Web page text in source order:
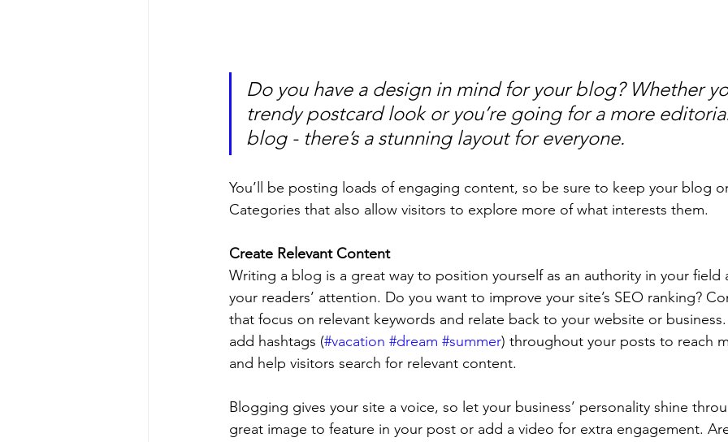
Do you have a design in mind for your blog? Whether
trendy postcard look or you’re going for a more
blog - there’s a stunning layout for everyone.
You’ll be posting loads of engaging content, so be sure to keep your blog
Categories that also allow visitors to explore more of what interests them.
Create Relevant Content
Writing a blog is a great way to position yourself as an authority in your field
your readers’ attention. Do you want to improve your site’s SEO ranking?
that focus on relevant keywords and relate back to your website or business.
add hashtags (#vacation #dream #summer) throughout your posts to reach
and help visitors search for relevant content.
Blogging gives your site a voice, so let your business’ personality shine
great image to feature in your post or add a video for extra engagement.